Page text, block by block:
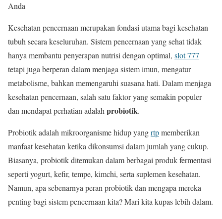
Anda
Kesehatan pencernaan merupakan fondasi utama bagi kesehatan
tubuh secara keseluruhan. Sistem pencernaan yang sehat tidak
hanya membantu penyerapan nutrisi dengan optimal, slot 777
tetapi juga berperan dalam menjaga sistem imun, mengatur
metabolisme, bahkan memengaruhi suasana hati. Dalam menjaga
kesehatan pencernaan, salah satu faktor yang semakin populer
dan mendapat perhatian adalah probiotik.
Probiotik adalah mikroorganisme hidup yangrtpmemberikan
manfaat kesehatan ketika dikonsumsi dalam jumlah yang cukup.
Biasanya, probiotik ditemukan dalam berbagai produk fermentasi
seperti yogurt, kefir, tempe, kimchi, serta suplemen kesehatan.
Namun, apa sebenarnya peran probiotik dan mengapa mereka
penting bagi sistem pencernaan kita? Mari kita kupas lebih dalam.